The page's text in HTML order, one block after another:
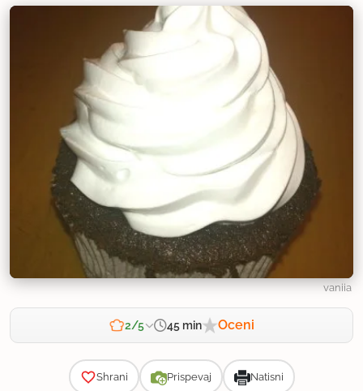
vaniia
2/5 45 min Oceni
Shrani Prispevaj Natisni